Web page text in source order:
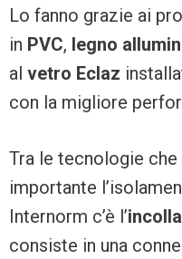
Lo fanno grazie ai
in PVC, legno
al vetro Eclaz
con la migliore
Tra le tecnologie
importante
Internorm c’è l’
consiste in una